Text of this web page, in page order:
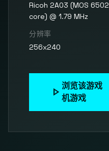
Ricoh 2A03 (MOS 6502
core) @ 1.79 MHz
分辨率
256x240
play_arrow 浏览该游戏
机游戏